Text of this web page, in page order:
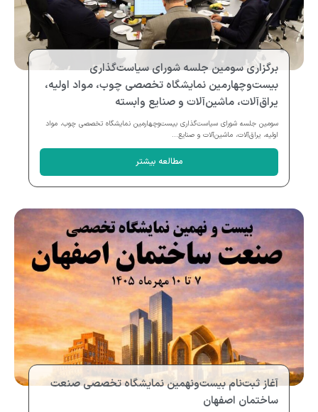
برگزاری سومین جلسه شورای سیاست‌گذاری
بیست‌وچهارمین نمایشگاه تخصصی چوب، مواد اولیه،
یراق‌آلات، ماشین‌آلات و صنایع وابسته
سومین جلسه شورای سیاست‌گذاری بیست‌وچهارمین نمایشگاه تخصصی چوب، مواد
اولیه، یراق‌آلات، ماشین‌آلات و صنایع...
مطالعه بیشتر
آغاز ثبت‌نام بیست‌ونهمین نمایشگاه تخصصی صنعت
ساختمان اصفهان